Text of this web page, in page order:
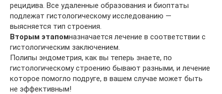
рецидива. Все удаленные образования и биоптаты
подлежат гистологическому исследованию —
выясняется тип строения.
Вторым этапомназначается лечение в соответствии с
гистологическим заключением.
Полипы эндометрия, как вы теперь знаете, по
гистологическому строению бывают разными, и лечение
которое помогло подруге, в вашем случае может быть
не эффективным!